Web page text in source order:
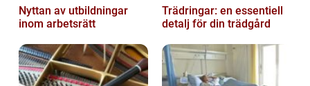
Nyttan av utbildningar
inom arbetsrätt
Trädringar: en essentiell
detalj för din trädgård